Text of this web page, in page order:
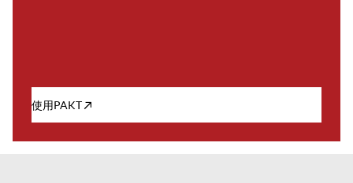
使用PAKT